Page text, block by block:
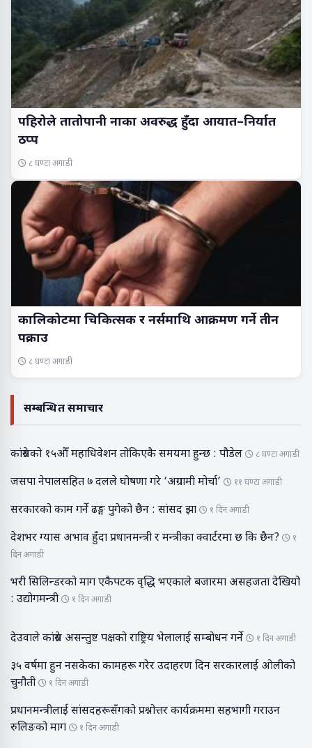
पहिरोले तातोपानी नाका अवरुद्ध हुँदा आयात–निर्यात
ठप्प
८ घण्टा अगाडी
कालिकोटमा चिकित्सक र नर्समाथि आक्रमण गर्ने तीन
पक्राउ
८ घण्टा अगाडी
सम्बन्धित समाचार
कांग्रेसको १५औँ महाधिवेशन तोकिएकै समयमा हुन्छ : पौडेल ८ घण्टा अगाडी
जसपा नेपालसहित ७ दलले घोषणा गरे ‘अग्रगामी मोर्चा’ ११ घण्टा अगाडी
सरकारको काम गर्ने ढङ्ग पुगेको छैन : सांसद झा १ दिन अगाडी
देशभर ग्यास अभाव हुँदा प्रधानमन्त्री र मन्त्रीका क्वार्टरमा छ कि छैन?
१
दिन अगाडी
भरी सिलिन्डरको माग एकैपटक वृद्धि भएकाले बजारमा असहजता देखियो
: उद्योगमन्त्री
१ दिन अगाडी
देउवाले कांग्रेस असन्तुष्ट पक्षको राष्ट्रिय भेलालाई सम्बोधन गर्ने १ दिन अगाडी
३५ वर्षमा हुन नसकेका कामहरू गरेर उदाहरण दिन सरकारलाई ओलीको
चुनौती
१ दिन अगाडी
प्रधानमन्त्रीलाई सांसदहरूसँगको प्रश्नोत्तर कार्यक्रममा सहभागी गराउन
रुलिङको माग
१ दिन अगाडी